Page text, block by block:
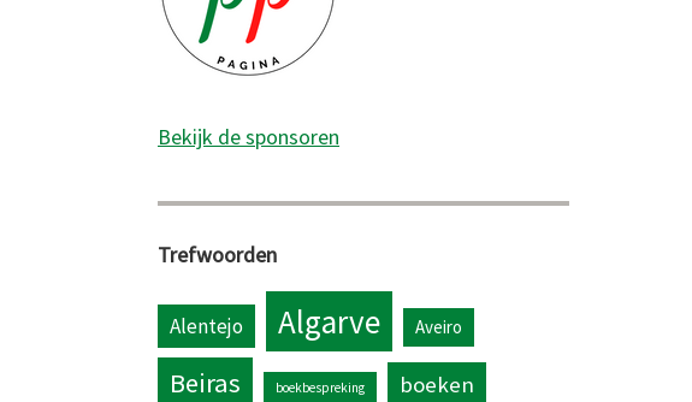
Bekijk de sponsoren
Trefwoorden
Alentejo Algarve Aveiro
Beiras boekbespreking boeken